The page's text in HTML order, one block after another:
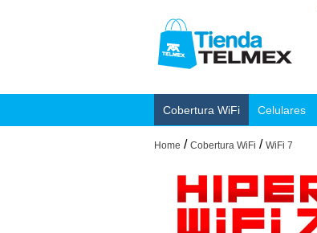
Cobertura WiFi Celulares
Home / Cobertura WiFi / WiFi 7